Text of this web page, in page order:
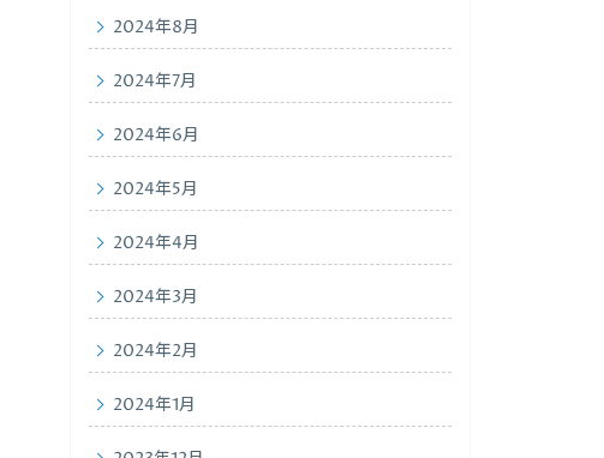
2024年8月
2024年7月
2024年6月
2024年5月
2024年4月
2024年3月
2024年2月
2024年1月